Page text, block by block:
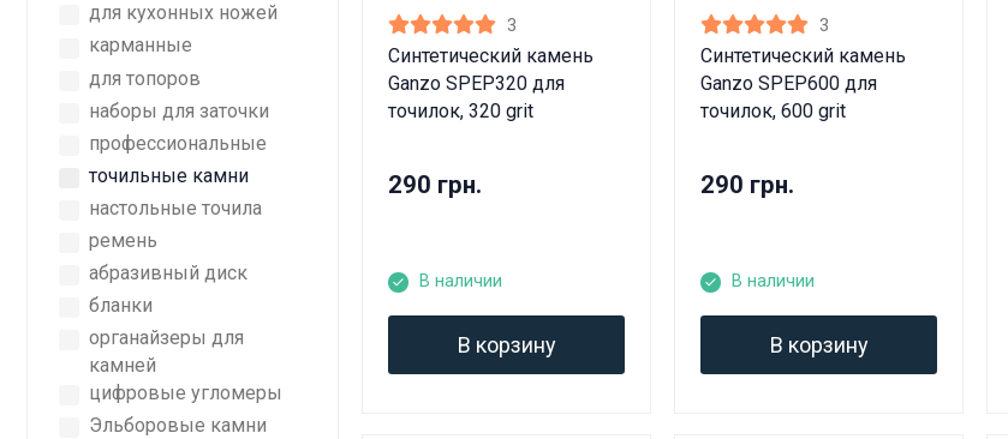
для кухонных ножей
карманные
для топоров
наборы для заточки
профессиональные
точильные камни
настольные точила
ремень
абразивный диск
бланки
органайзеры для
камней
цифровые угломеры
Эльборовые камни
3
Синтетический камень
Ganzo SPEP320 для
точилок, 320 grit
290 грн.
В наличии
В корзину
3
Синтетический камень
Ganzo SPEP600 для
точилок, 600 grit
290 грн.
В наличии
В корзину